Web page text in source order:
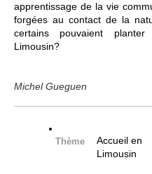
apprentissage de la vie
forgées au contact de la
certains pouvaient
Limousin?
Michel Gueguen
Thème
Accueil en
Limousin